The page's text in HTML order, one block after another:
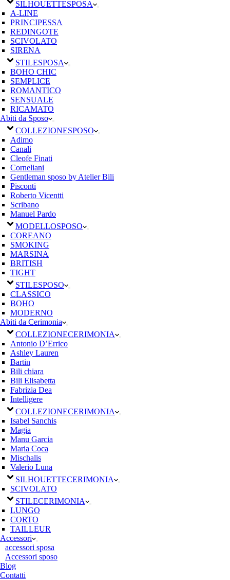
SILHOUETTESPOSA
A-LINE
PRINCIPESSA
REDINGOTE
SCIVOLATO
SIRENA
STILESPOSA
BOHO CHIC
SEMPLICE
ROMANTICO
SENSUALE
RICAMATO
Abiti da Sposo
COLLEZIONESPOSO
Adimo
Canali
Cleofe Finati
Corneliani
Gentleman sposo by Atelier Bili
Pisconti
Roberto Vicentti
Scribano
Manuel Pardo
MODELLOSPOSO
COREANO
SMOKING
MARSINA
BRITISH
TIGHT
STILESPOSO
CLASSICO
BOHO
MODERNO
Abiti da Cerimonia
COLLEZIONECERIMONIA
Antonio D’Errico
Ashley Lauren
Bartin
Bili chiara
Bili Elisabetta
Fabrizia Dea
Intelligere
COLLEZIONECERIMONIA
Isabel Sanchis
Magia
Manu Garcia
Maria Coca
Mischalis
Valerio Luna
SILHOUETTECERIMONIA
SCIVOLATO
STILECERIMONIA
LUNGO
CORTO
TAILLEUR
Accessori
accessori sposa
Accessori sposo
Blog
Contatti